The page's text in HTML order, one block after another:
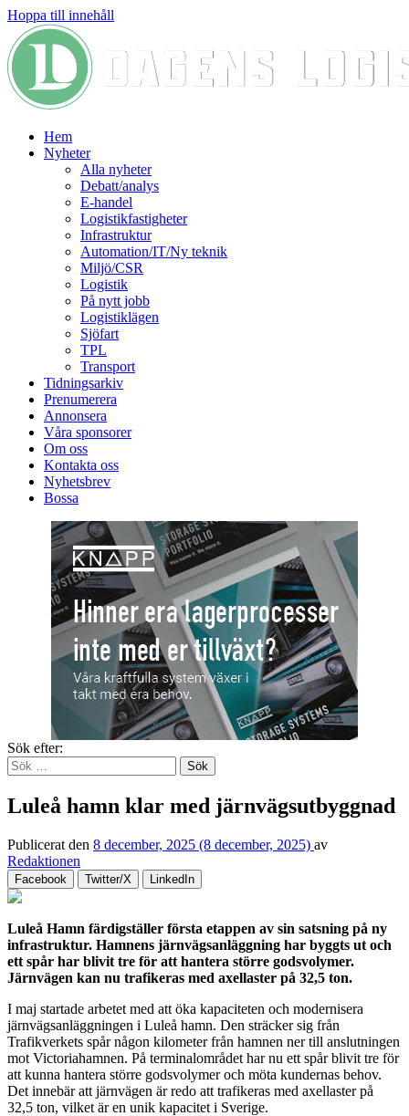
Hoppa till innehåll
Hem
Nyheter
Alla nyheter
Debatt/analys
E-handel
Logistikfastigheter
Infrastruktur
Automation/IT/Ny teknik
Miljö/CSR
Logistik
På nytt jobb
Logistiklägen
Sjöfart
TPL
Transport
Tidningsarkiv
Prenumerera
Annonsera
Våra sponsorer
Om oss
Kontakta oss
Nyhetsbrev
Bossa
Sök efter:
Luleå hamn klar med järnvägsutbyggnad
Publicerat den 8 december, 2025 (8 december, 2025) av
Redaktionen
Facebook Twitter/X LinkedIn
Luleå Hamn färdigställer första etappen av sin satsning på ny
infrastruktur. Hamnens järnvägsanläggning har byggts ut och
ett spår har blivit tre för att hantera större godsvolymer.
Järnvägen kan nu trafikeras med axellaster på 32,5 ton.
I maj startade arbetet med att öka kapaciteten och modernisera
järnvägsanläggningen i Luleå hamn. Den sträcker sig från
Trafikverkets spår någon kilometer från hamnen ner till anslutningen
mot Victoriahamnen. På terminalområdet har nu ett spår blivit tre för
att kunna hantera större godsvolymer och möta kundernas behov.
Det innebär att järnvägen är redo att trafikeras med axellaster på
32,5 ton, vilket är en unik kapacitet i Sverige.